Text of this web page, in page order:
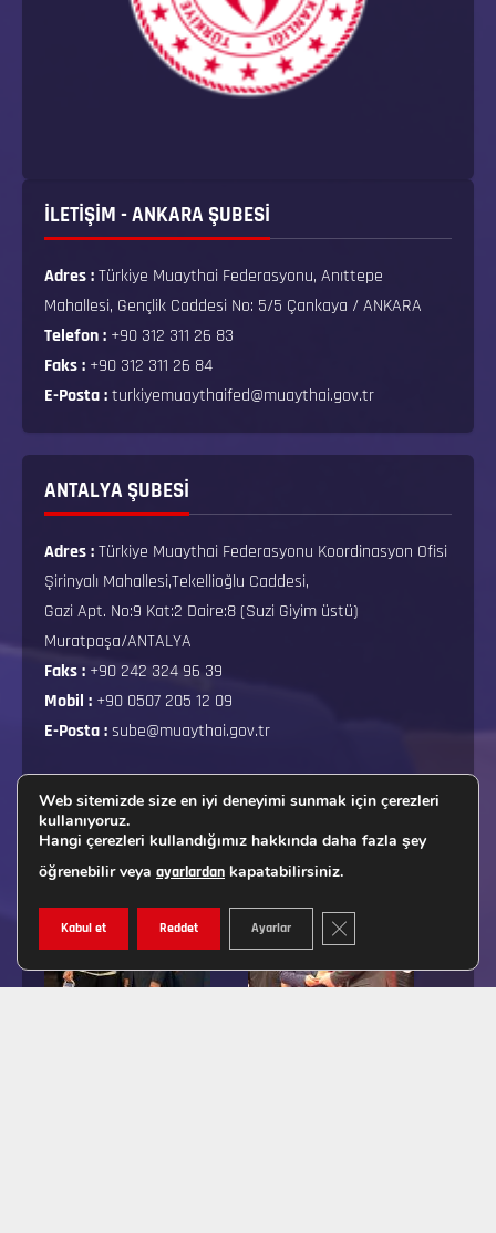
İLETİŞİM - ANKARA ŞUBESİ
Adres :Türkiye Muaythai Federasyonu, Anıttepe
Mahallesi, Gençlik Caddesi No: 5/5 Çankaya / ANKARA
Telefon : +90 312 311 26 83
Faks : +90 312 311 26 84
E-Posta :turkiyemuaythaifed@muaythai.gov.tr
ANTALYA ŞUBESİ
Adres :Türkiye Muaythai Federasyonu Koordinasyon Ofisi
Şirinyalı Mahallesi,Tekellioğlu Caddesi,
Gazi Apt. No:9 Kat:2 Daire:8 (Suzi Giyim üstü)
Muratpaşa/ANTALYA
Faks : +90 242 324 96 39
Mobil : +90 0507 205 12 09
E-Posta :sube@muaythai.gov.tr
FOTOĞRAF GALERISI
Web sitemizde size en iyi deneyimi sunmak için çerezleri
kullanıyoruz.
Hangi çerezleri kullandığımız hakkında daha fazla şey
öğrenebilir veya ayarlardan kapatabilirsiniz.
Kabul et Reddet Ayarlar GDPR ÇEREZ ŞERIDINI